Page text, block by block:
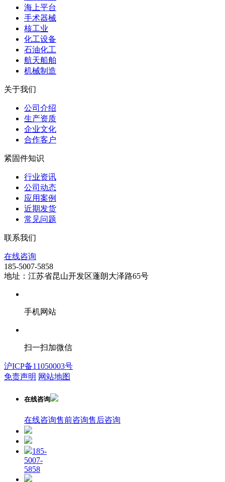
海上平台
手术器械
核工业
化工设备
石油化工
航天船舶
机械制造
关于我们
公司介绍
生产资质
企业文化
合作客户
紧固件知识
行业资讯
公司动态
应用案例
近期发货
常见问题
联系我们
在线咨询
185-5007-5858
地址：江苏省昆山开发区蓬朗大泽路65号
手机网站
扫一扫加微信
沪ICP备11050003号
免责声明 网站地图
在线咨询
在线咨询售前咨询售后咨询
185-
5007-
5858